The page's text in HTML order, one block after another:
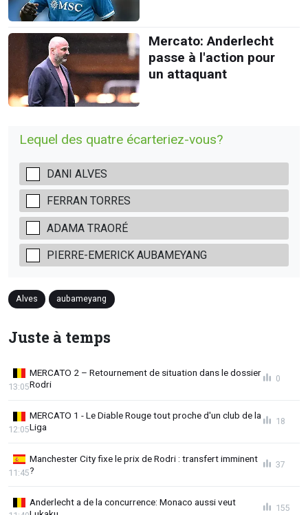
Mercato: Anderlecht
passe à l'action pour
un attaquant
Lequel des quatre écarteriez-vous?
DANI ALVES
FERRAN TORRES
ADAMA TRAORÉ
PIERRE-EMERICK AUBAMEYANG
Alves aubameyang
Juste à temps
MERCATO 2 – Retournement de situation dans le dossier
Rodri
13:05
0
MERCATO 1 - Le Diable Rouge tout proche d'un club de la
Liga
12:05
18
Manchester City fixe le prix de Rodri : transfert imminent
?
11:45
37
Anderlecht a de la concurrence: Monaco aussi veut
155